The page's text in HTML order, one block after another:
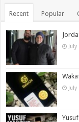
Recent Popular